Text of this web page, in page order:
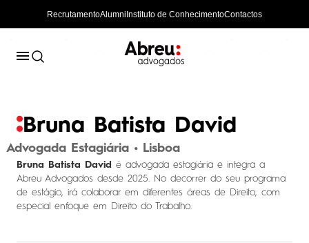
RecrutamentoAlumni Instituto de ConhecimentoContactos
Bruna Batista David
Advogada Estagiária • Lisboa
Bruna Batista David é advogada estagiária e integra a
Abreu Advogados desde 2025. No decorrer do seu programa
de estágio, irá colaborar em diferentes áreas de Direito, com
especial enfoque em Direito do Trabalho.